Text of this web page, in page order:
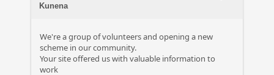
Kunena
We're a group of volunteers and opening a new
scheme in our community.
Your site offered us with valuable information to
work